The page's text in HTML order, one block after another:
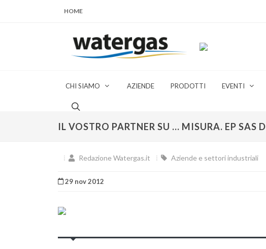
HOME
CHI SIAMO AZIENDE PRODOTTI EVENTI
IL VOSTRO PARTNER SU ... MISURA. EP SAS
Redazione Watergas.it Aziende e settori industriali
29 nov 2012